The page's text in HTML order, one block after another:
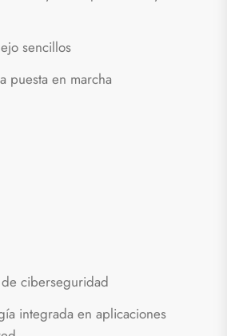
sencillos
puesta en marcha
de ciberseguridad
integrada en aplicaciones